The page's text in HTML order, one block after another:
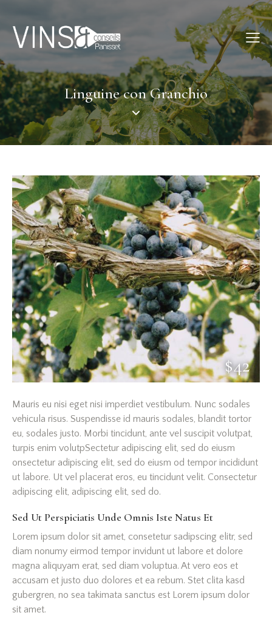
Linguine con Granchio
$42
Mauris eu nisi eget nisi imperdiet vestibulum. Nunc sodales
vehicula risus. Suspendisse id mauris sodales, blandit tortor
eu, sodales justo. Morbi tincidunt, ante vel suscipit volutpat,
turpis enim volutpSectetur adipiscing elit, sed do eiusm
onsectetur adipiscing elit, sed do eiusm od tempor incididunt
ut labore. Ut vel placerat eros, eu tincidunt velit. Consectetur
adipiscing elit, adipiscing elit, sed do.
Sed Ut Perspiciatis Unde Omnis Iste Natus Et
Lorem ipsum dolor sit amet, consetetur sadipscing elitr, sed
diam nonumy eirmod tempor invidunt ut labore et dolore
magna aliquyam erat, sed diam voluptua. At vero eos et
accusam et justo duo dolores et ea rebum. Stet clita kasd
gubergren, no sea takimata sanctus est Lorem ipsum dolor
sit amet.